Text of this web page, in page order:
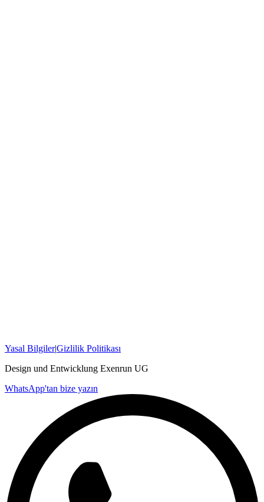
Yasal Bilgiler|Gizlilik Politikası
Design und Entwicklung Exenrun UG
WhatsApp'tan bize yazın